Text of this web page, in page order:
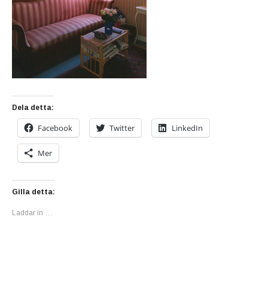
Dela detta:
Facebook Twitter LinkedIn
Mer
Gilla detta:
Laddar in …